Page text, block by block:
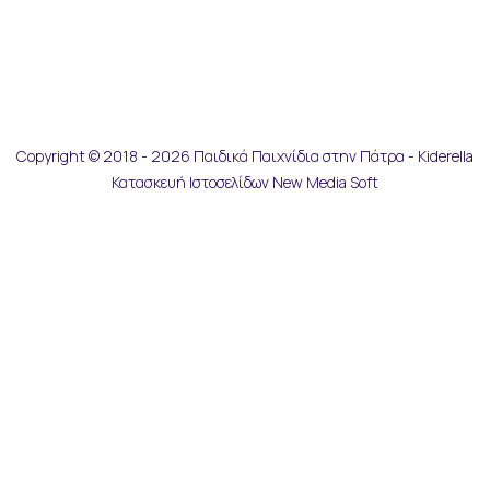
Copyright © 2018 - 2026 Παιδικά Παιχνίδια στην Πάτρα - Kiderella
Κατασκευή Ιστοσελίδων New Media Soft